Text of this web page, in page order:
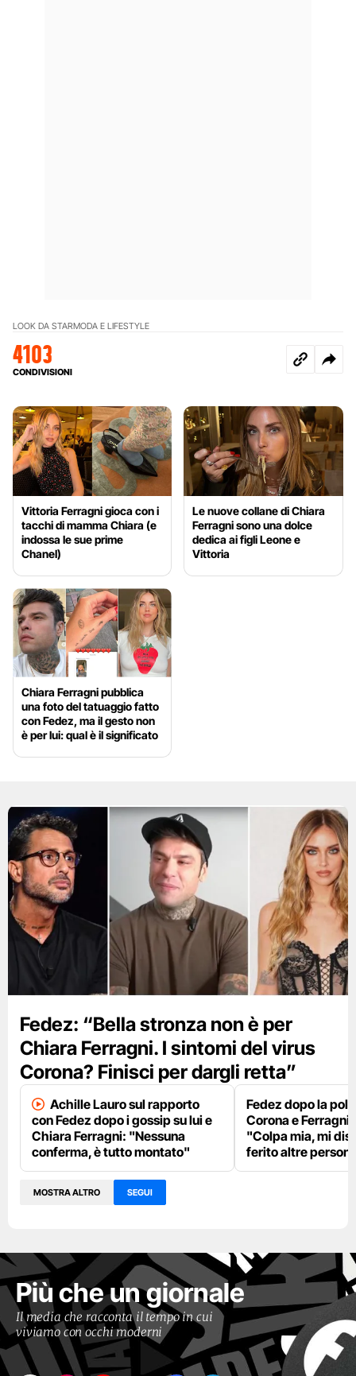
LOOK DA STARMODA E LIFESTYLE
4103
CONDIVISIONI
Vittoria Ferragni gioca con i
tacchi di mamma Chiara (e
indossa le sue prime
Chanel)
Le nuove collane di Chiara
Ferragni sono una dolce
dedica ai figli Leone e
Vittoria
Chiara Ferragni pubblica
una foto del tatuaggio fatto
con Fedez, ma il gesto non
è per lui: qual è il significato
Fedez: “Bella stronza non è per
Chiara Ferragni. I sintomi del virus
Corona? Finisci per dargli retta”
Achille Lauro sul rapporto
con Fedez dopo i gossip su lui e
Chiara Ferragni: "Nessuna
conferma, è tutto montato"
Fedez dopo la
Corona e Ferragni
"Colpa mia, mi
ferito altre
MOSTRA ALTRO SEGUI
Più che un giornale
Il media che racconta il tempo in cui
viviamo con occhi moderni